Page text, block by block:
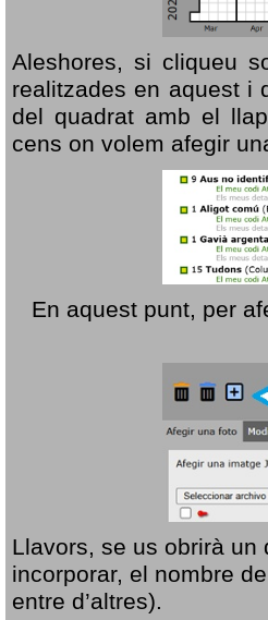
Aleshores, si cliqueu
realitzades en aquest i
del quadrat amb el
cens on volem afegir
En aquest punt, per
Llavors, se us obrirà
incorporar, el nombre
entre d’altres).